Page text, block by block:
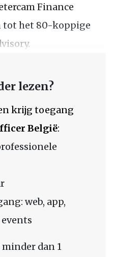
Finance
tot het 80-koppige
lezen?
krijg toegang
België:
web, app,
dan 1